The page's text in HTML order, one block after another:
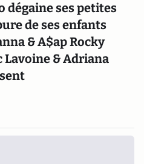
dégaine ses petites
de ses enfants
& A$ap Rocky
Lavoine & Adriana